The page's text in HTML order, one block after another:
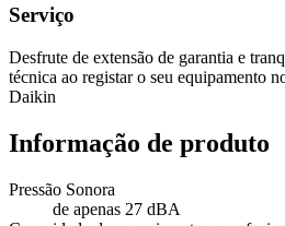
Serviço
Desfrute de extensão de garantia e
técnica ao registar o seu equipamento
Daikin
Informação de produto
Pressão Sonora
de apenas 27 dBA